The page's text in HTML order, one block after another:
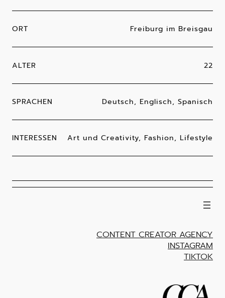
ORT Freiburg im Breisgau
ALTER 22
SPRACHEN Deutsch, Englisch, Spanisch
INTERESSEN Art und Creativity, Fashion, Lifestyle
CONTENT CREATOR AGENCY
INSTAGRAM
TIKTOK